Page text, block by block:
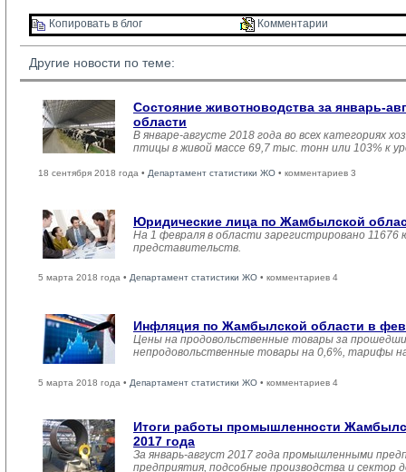
Копировать в блог Комментарии
Другие новости по теме:
Состояние животноводства за январь-
области
В январе-августе 2018 года во всех категориях
птицы в живой массе 69,7 тыс. тонн или 103% к
18 сентября 2018 года • Департамент статистики ЖО • комментариев 3
Юридические лица по Жамбылской
На 1 февраля в области зарегистрировано 11676
представительств.
5 марта 2018 года • Департамент статистики ЖО • комментариев 4
Инфляция по Жамбылской области в
Цены на продовольственные товары за
непродовольственные товары на 0,6%, тарифы
5 марта 2018 года • Департамент статистики ЖО • комментариев 4
Итоги работы промышленности
2017 года
За январь-август 2017 года промышленными
предприятия, подсобные производства и сектор